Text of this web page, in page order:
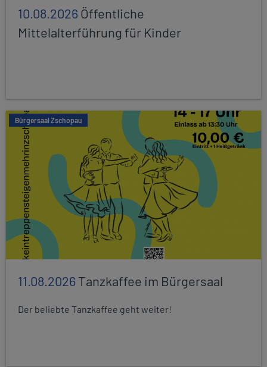
10.08.2026Öffentliche
Mittelalterführung für Kinder
Bürgersaal Zschopau
11.08.2026Tanzkaffee im Bürgersaal
Der beliebte Tanzkaffee geht weiter!